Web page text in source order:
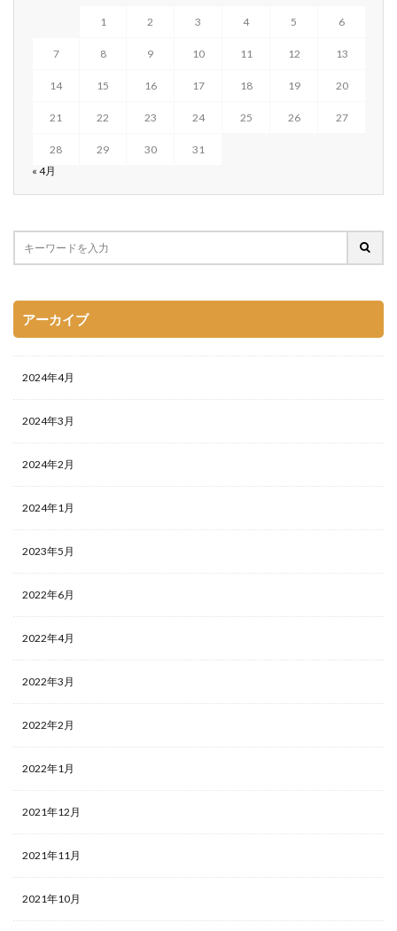
1 2 3 4 5 6
7 8 9 10 11 12 13
14 15 16 17 18 19 20
21 22 23 24 25 26 27
28 29 30
31
« 4月
アーカイブ
2024年4月
2024年3月
2024年2月
2024年1月
2023年5月
2022年6月
2022年4月
2022年3月
2022年2月
2022年1月
2021年12月
2021年11月
2021年10月